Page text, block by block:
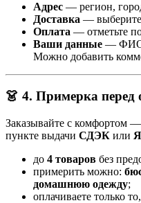
Адрес — регион,
Доставка —
Оплата — отметьте
Ваши данные — ФИО,
Можно добавить
👗 4. Примерка перед
Заказывайте с комфортом
пункте выдачи СДЭК или
до 4 товаров без
примерить можно:
домашнюю одежду;
оплачиваете только